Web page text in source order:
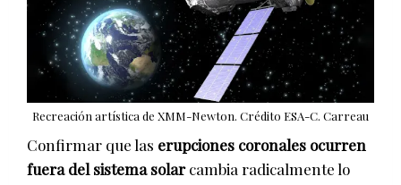
Recreación artística de XMM-Newton. Crédito ESA-C. Carreau
Confirmar que las erupciones coronales ocurren
fuera del sistema solarcambia radicalmente lo